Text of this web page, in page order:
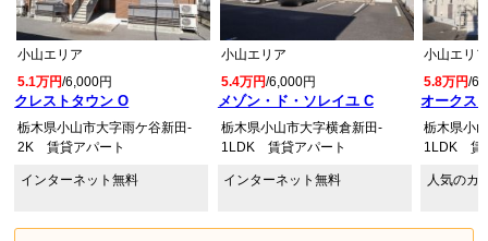
クレストタウン O
小山エリア
5.1万円/6,000円
栃木県小山市大字雨ケ谷新田-
2K 賃貸アパート
インターネット無料
メゾン・ド・ソレイユ C
小山エリア
5.4万円/6,000円
栃木県小山市大字横倉新田-
1LDK 賃貸アパート
インターネット無料
オークス
小山エリ
5.8万円/
栃木県小
1LDK 賃
人気のカ